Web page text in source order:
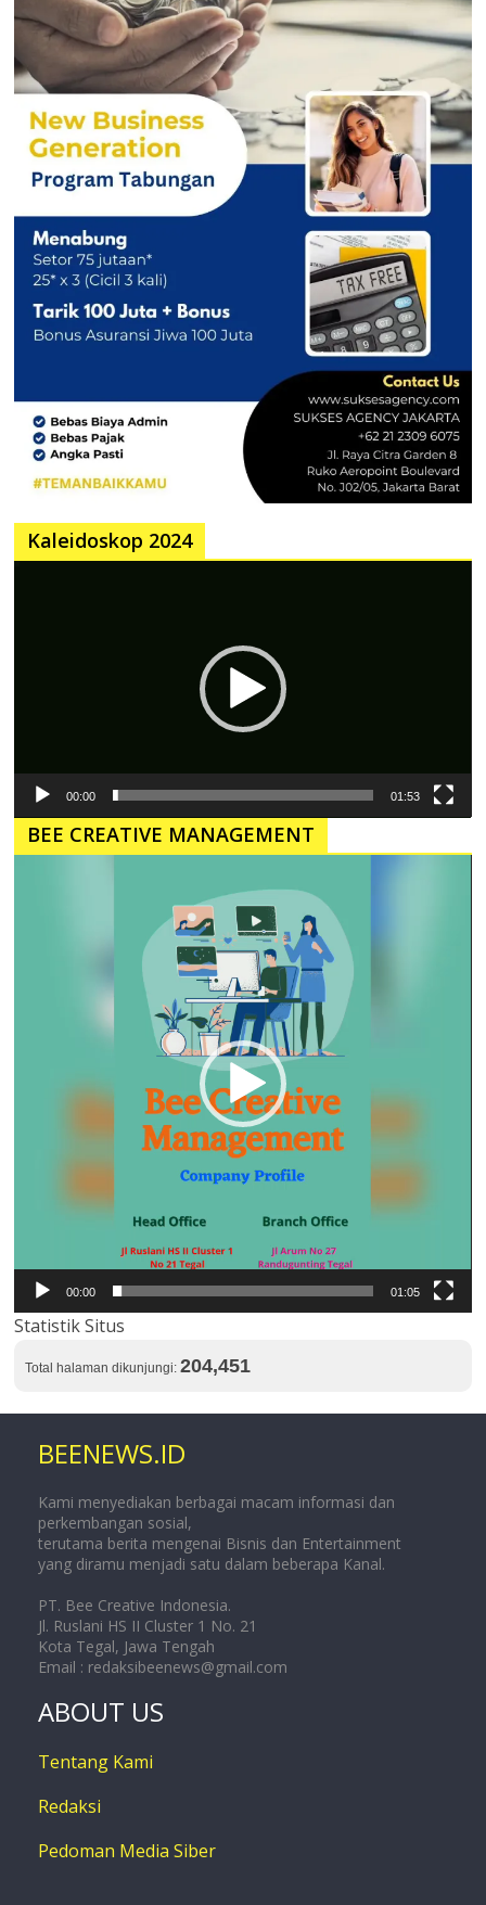
Kaleidoskop 2024
00:00 01:53
BEE CREATIVE MANAGEMENT
00:00 01:05
Statistik Situs
Total halaman dikunjungi:204,451
BEENEWS.ID
Kami menyediakan berbagai macam informasi dan
perkembangan sosial,
terutama berita mengenai Bisnis dan Entertainment
yang diramu menjadi satu dalam beberapa Kanal.
PT. Bee Creative Indonesia.
Jl. Ruslani HS II Cluster 1 No. 21
Kota Tegal, Jawa Tengah
Email : redaksibeenews@gmail.com
ABOUT US
Tentang Kami
Redaksi
Pedoman Media Siber